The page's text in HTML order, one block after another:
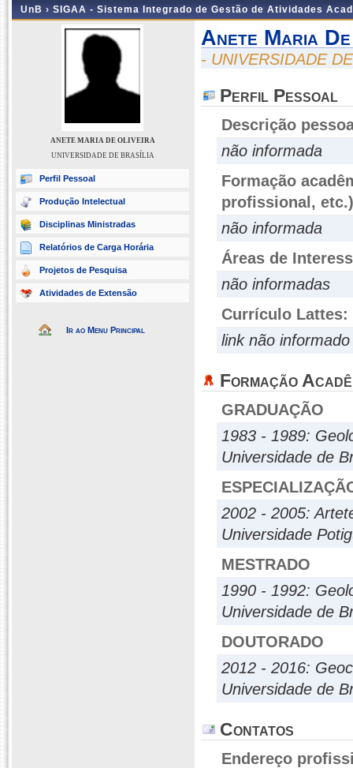
UnB › SIGAA - Sistema Integrado de Gestão de Atividades
ANETE MARIA DE OLIVEIRA
UNIVERSIDADE DE BRASÍLIA
Perfil Pessoal
Produção Intelectual
Disciplinas Ministradas
Relatórios de Carga Horária
Projetos de Pesquisa
Atividades de Extensão
Ir ao Menu Principal
Anete Maria
- UNIVERSIDADE
Perfil Pessoal
Descrição
não informada
Formação
profissional, etc.)
não informada
Áreas de
não informadas
Currículo Lattes:
link não informado
Formação
GRADUAÇÃO
1983 - 1989:
Universidade de
2002 - 2005:
Universidade
MESTRADO
1990 - 1992:
Universidade de
DOUTORADO
2012 - 2016:
Universidade de
Contatos
Endereço